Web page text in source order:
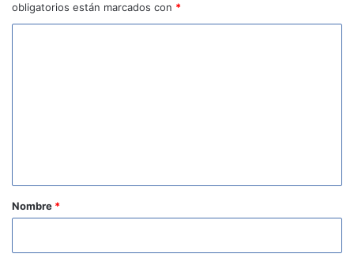
obligatorios están marcados con *
r
o
Nombre *